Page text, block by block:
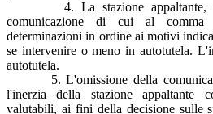
4. La stazione appaltante,
comunicazione di cui al
determinazioni in ordine ai motivi
se intervenire o meno in autotutela.
autotutela.
5. L'omissione della
l'inerzia della stazione appaltante
valutabili, ai fini della decisione sulle